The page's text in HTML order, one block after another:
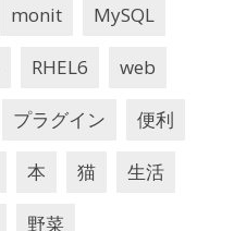
monit MySQL
RHEL6 web
プラグイン 便利
本 猫 生活
野菜